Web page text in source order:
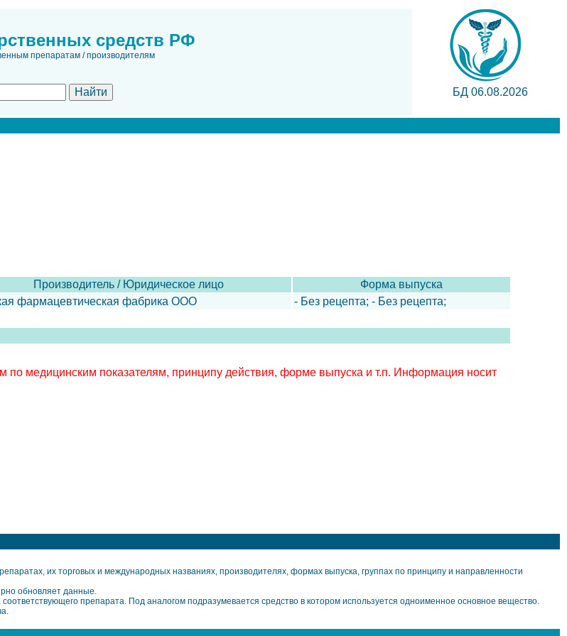
средств РФ
препаратам / производителям
БД 06.08.2026
Производитель / Юридическое лицо
Форма выпуска
фармацевтическая фабрика ООО - Без рецепта; - Без рецепта;
медицинским показателям, принципу действия, форме выпуска и т.п. Информация носит
их торговых и международных названиях, производителях, формах выпуска, группах по принципу и направленности
обновляет данные.
препарата. Под аналогом подразумевается средство в котором используется одноименное основное вещество.